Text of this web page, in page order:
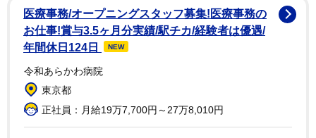
代衣装が似合い過ぎ」などの声が寄せられた。
田中アナは2001年12月29日生まれ、25歳、福岡県
出身。関西学院大学卒業後、2024年に関西テレビ入社し
た。
医療事務/オープニングスタッフ募集!医療事務の
お仕事!賞与3.5ヶ月分実績/駅チカ/経験者は優遇/
年間休日124日
NEW
令和あらかわ病院
東京都
正社員：月給19万7,700円～27万8,010円